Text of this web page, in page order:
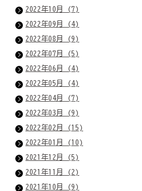
2022年10月 (7)
2022年09月 (4)
2022年08月 (9)
2022年07月 (5)
2022年06月 (4)
2022年05月 (4)
2022年04月 (7)
2022年03月 (9)
2022年02月 (15)
2022年01月 (10)
2021年12月 (5)
2021年11月 (2)
2021年10月 (9)